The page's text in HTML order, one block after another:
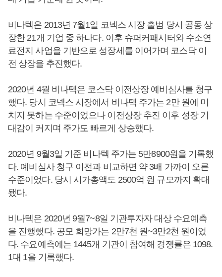
비나텍은 2013년 7월1일 코넥스 시장 출범 당시 공동 상
장한 21개 기업 중 하나다. 이후 슈퍼커패시터와 수소연
료전지 사업을 기반으로 성장세를 이어가며 코스닥 이
전 상장을 추진했다.
2020년 4월 비나텍은 코스닥 이전상장 예비심사를 청구
했다. 당시 코넥스 시장에서 비나텍 주가는 2만 원에 미
치지 못하는 수준이었으나 이전상장 추진 이후 성장 기
대감이 커지며 주가도 빠르게 상승했다.
2020년 9월3일 기준 비나텍 주가는 5만8900원을 기록했
다. 예비심사 청구 이전과 비교하면 약 3배 가까이 오른
수준이었다. 당시 시가총액도 2500억 원 규모까지 확대
됐다.
비나텍은 2020년 9월7~8일 기관투자자 대상 수요예측
을 진행했다. 공모 희망가는 2만7천 원~3만2천 원이었
다. 수요예측에는 1445개 기관이 참여해 경쟁률은 1098.
1대 1을 기록했다.